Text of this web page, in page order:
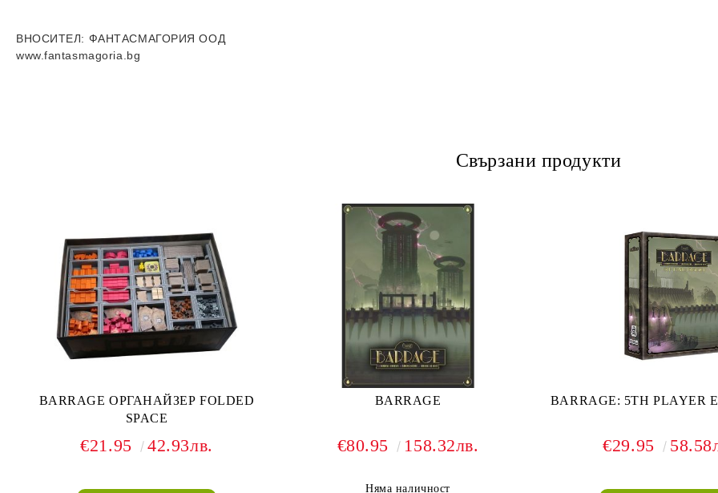
ВНОСИТЕЛ: ФАНТАСМАГОРИЯ ООД
www.fantasmagoria.bg
Свързани продукти
BARRAGE ОРГАНАЙЗЕР FOLDED
SPACE
€21.95 42.93лв.
BARRAGE
€80.95 158.32лв.
Няма наличност
BARRAGE: 5TH PLAYER
€29.95